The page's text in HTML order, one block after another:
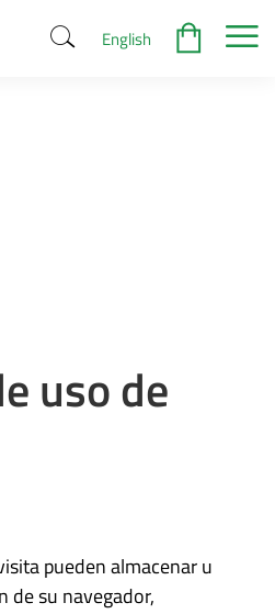
English
uso de
pueden almacenar u
de su navegador,